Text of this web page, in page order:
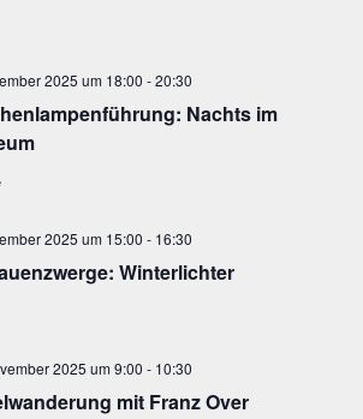
Nachts im
2025 um 18:00 -20:30
Winterlichter
2025 um 15:00 - 16:30
mit Franz Over
2025 um 9:00 - 10:30